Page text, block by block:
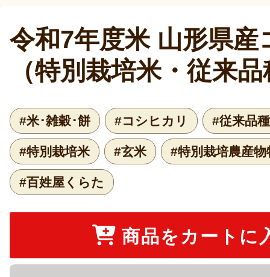
令和7年度米 山形県産
（特別栽培米・従来
#米･雑穀･餅 #コシヒカリ #従来品
#特別栽培米 #玄米 #特別栽培農産物
#百姓屋くらた
商品をカートに